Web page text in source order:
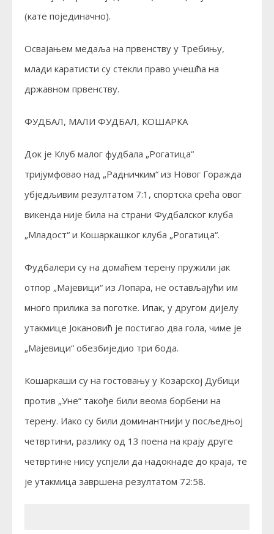
(кате појединачно).
Освајањем медаља на првенству у Требињу,
млади каратисти су стекли право учешћа на
државном првенству.
ФУДБАЛ, МАЛИ ФУДБАЛ, КОШАРКА
Док је Клуб малог фудбала „Рогатица“
тријумфовао над „Радничким“ из Новог Горажда
убједљивим резултатом 7:1, спортска срећа овог
викенда није била на страни Фудбалског клуба
„Младост“ и Кошаркашког клуба „Рогатица“.
Фудбалери су на домаћем терену пружили јак
отпор „Мајевици“ из Лопара, не остављајући им
много прилика за поготке. Ипак, у другом дијелу
утакмице Јокановић је постигао два гола, чиме је
„Мајевици“ обезбиједио три бода.
Кошаркаши су на гостовању у Козарској Дубици
против „Уне“ такође били веома борбени на
терену. Иако су били доминантнији у посљедњој
четвртини, разлику од 13 поена на крају друге
четвртине нису успјели да надокнаде до краја, те
је утакмица завршена резултатом 72:58.